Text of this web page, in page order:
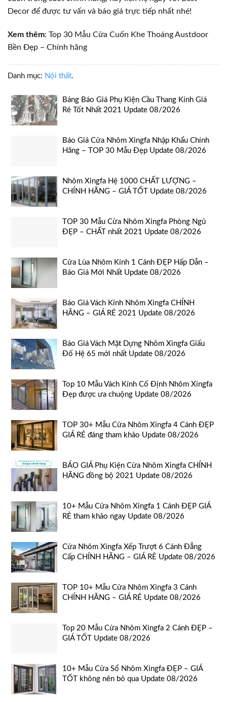
Decor để được tư vấn và báo giá trực tiếp nhất nhé!
Xem thêm: Top 30 Mẫu Cửa Cuốn Khe Thoáng Austdoor
Bền Đẹp – Chính hãng
Danh mục: Nội thất.
Bảng Báo Giá Phụ Kiện Cầu Thang Kính Giá
Rẻ Tốt Nhất 2021 Update 08/2026
Báo Giá Cửa Nhôm Xingfa Nhập Khẩu Chính
Hãng – TOP 30 Mẫu Đẹp Update 08/2026
Nhôm Xingfa Hệ 1000 CHẤT LƯỢNG –
CHÍNH HÃNG – GIÁ TỐT Update 08/2026
TOP 30 Mẫu Cửa Nhôm Xingfa Phòng Ngủ
ĐẸP – CHẤT nhất 2021 Update 08/2026
Cửa Lùa Nhôm Kính 1 Cánh ĐẸP Hấp Dẫn –
Báo Giá Mới Nhất Update 08/2026
Báo Giá Vách Kính Nhôm Xingfa CHÍNH
HÃNG – GIÁ RẺ 2021 Update 08/2026
Báo Giá Vách Mặt Dựng Nhôm Xingfa Giấu
Đố Hệ 65 mới nhất Update 08/2026
Top 10 Mẫu Vách Kính Cố Định Nhôm Xingfa
Đẹp được ưa chuộng Update 08/2026
TOP 30+ Mẫu Cửa Nhôm Xingfa 4 Cánh ĐẸP
GIÁ RẺ đáng tham khảo Update 08/2026
BÁO GIÁ Phụ Kiện Cửa Nhôm Xingfa CHÍNH
HÃNG đồng bộ 2021 Update 08/2026
10+ Mẫu Cửa Nhôm Xingfa 1 Cánh ĐẸP GIÁ
RẺ tham khảo ngay Update 08/2026
Cửa Nhôm Xingfa Xếp Trượt 6 Cánh Đẳng
Cấp CHÍNH HÃNG – GIÁ RẺ Update 08/2026
TOP 10+ Mẫu Cửa Nhôm Xingfa 3 Cánh
CHÍNH HÃNG – GIÁ RẺ Update 08/2026
Top 20 Mẫu Cửa Nhôm Xingfa 2 Cánh ĐẸP –
GIÁ TỐT Update 08/2026
10+ Mẫu Cửa Sổ Nhôm Xingfa ĐẸP – GIÁ
TỐT không nên bỏ qua Update 08/2026